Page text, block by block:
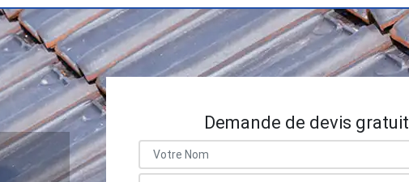
Demande de devis gratuit